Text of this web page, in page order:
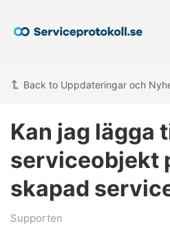
Back to Uppdateringar och
Kan jag lägga
serviceobjekt
skapad
Supporten